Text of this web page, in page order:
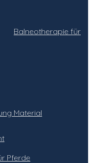
Balneotherapie für
Material
Pferde